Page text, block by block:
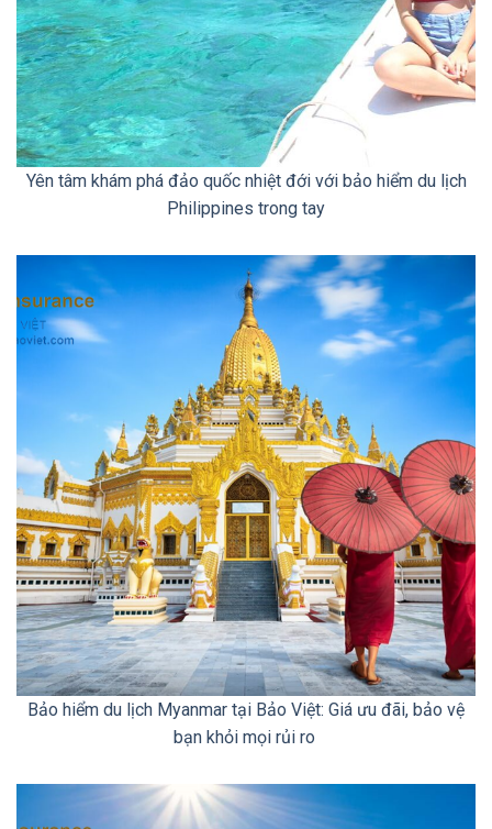
Yên tâm khám phá đảo quốc nhiệt đới với bảo hiểm du lịch
Philippines trong tay
Bảo hiểm du lịch Myanmar tại Bảo Việt: Giá ưu đãi, bảo vệ
bạn khỏi mọi rủi ro